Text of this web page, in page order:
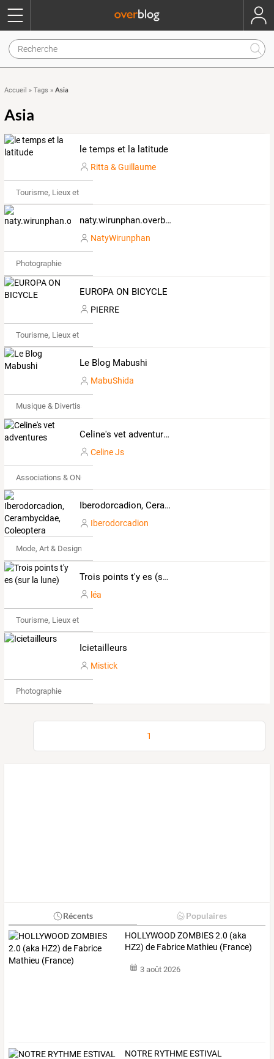
Accueil » Tags » Asia
Asia
le temps et la latitude
Ritta & Guillaume
Tourisme, Lieux et Événements
naty.wirunphan.overblog.com
NatyWirunphan
Photographie
EUROPA ON BICYCLE
PIERRE
Tourisme, Lieux et Événements
Le Blog Mabushi
MabuShida
Musique & Divertissements
Celine's vet adventures
Celine Js
Associations & ONG
Iberodorcadion, Cerambycidae, Coleoptera
Iberodorcadion
Mode, Art & Design
Trois points t'y es (sur la lune)
léa
Tourisme, Lieux et Événements
Icietailleurs
Mistick
Photographie
1
Récents Populaires
HOLLYWOOD ZOMBIES 2.0 (aka
HZ2) de Fabrice Mathieu (France)
3 août 2026
NOTRE RYTHME ESTIVAL